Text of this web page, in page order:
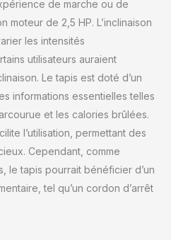
l’entraînement, active
davantage les muscles
des jambes et réduit
l’impact sur les
doit être installée par
l’utilisateur avant
utilisation. 📊 【Tapis de
Marche avec Affichage
LED Clair】 L’écran LED
affiche en temps réel les
informations essentielles
de votre séance,
de marche ou de
moteur de 2,5 HP. L’inclinaison
les intensités
utilisateurs auraient
Le tapis est doté d’un
informations essentielles telles
et les calories brûlées.
l’utilisation, permettant des
Cependant, comme
le tapis pourrait bénéficier d’un
tel qu’un cordon d’arrêt